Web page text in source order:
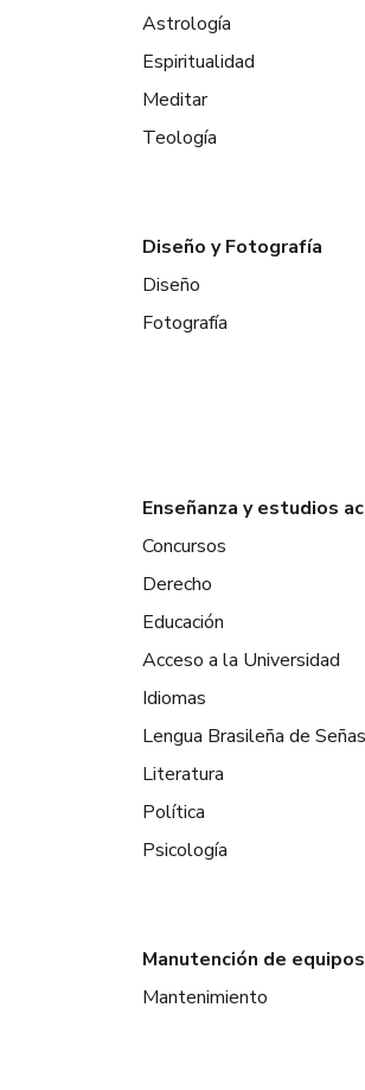
Astrología
Espiritualidad
Meditar
Teología
Diseño y Fotografía
Diseño
Fotografía
Enseñanza y estudios
Concursos
Derecho
Educación
Acceso a la Universidad
Idiomas
Lengua Brasileña de Señas
Literatura
Política
Psicología
Manutención de equipos
Mantenimiento